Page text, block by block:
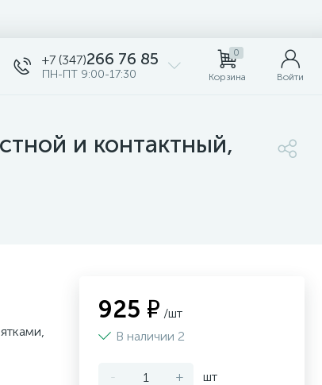
+7 (347)266 76 85
ПН-ПТ 9:00-17:30
0
Корзина Войти
и контактный,
925 ₽ /шт
В наличии 2
- + шт